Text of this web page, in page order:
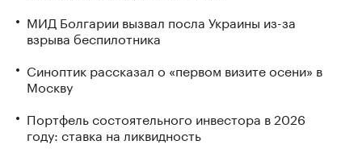
МИД Болгарии вызвал посла Украины из-за
взрыва беспилотника
Синоптик рассказал о «первом визите осени» в
Москву
Портфель состоятельного инвестора в 2026
году: ставка на ликвидность